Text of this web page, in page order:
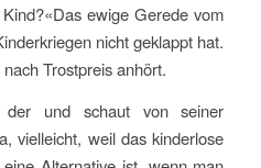
ewige Gerede vom
nicht geklappt hat.
Trostpreis anhört.
der und schaut von seiner
vielleicht, weil das kinderlose